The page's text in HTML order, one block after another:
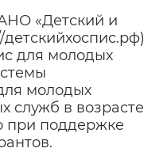
«Детский и
детскийхоспис.рф)
для молодых
молодых
служб в возрасте
при поддержке
.